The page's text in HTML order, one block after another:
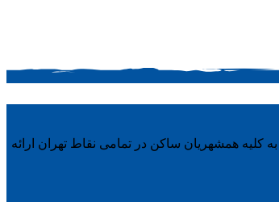
کلیه همشهریان ساکن در تمامی نقاط تهران ارائه